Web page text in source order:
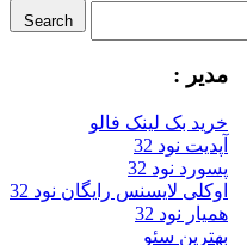
Search
:
بک لینک فالو
نود 32
نود 32
لایسنس رایگان نود 32
نود 32
سئو